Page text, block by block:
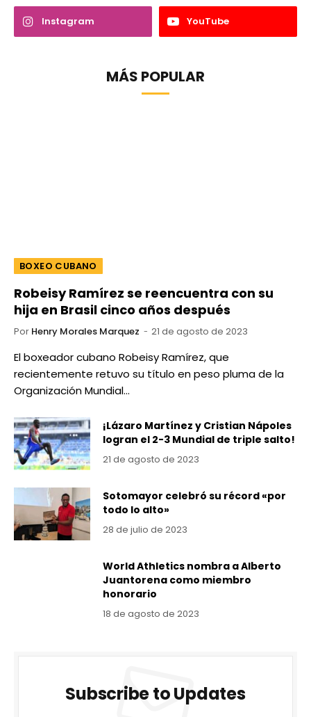
Instagram YouTube
MÁS POPULAR
BOXEO CUBANO
Robeisy Ramírez se reencuentra con su
hija en Brasil cinco años después
Por Henry Morales Marquez 21 de agosto de 2023
El boxeador cubano Robeisy Ramírez, que
recientemente retuvo su título en peso pluma de la
Organización Mundial…
¡Lázaro Martínez y Cristian Nápoles
logran el 2-3 Mundial de triple salto!
21 de agosto de 2023
Sotomayor celebró su récord «por
todo lo alto»
28 de julio de 2023
World Athletics nombra a Alberto
Juantorena como miembro
honorario
18 de agosto de 2023
Subscribe to Updates